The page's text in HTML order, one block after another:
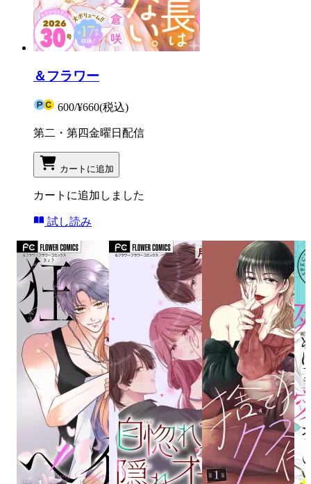
＆フラワー
600/¥660(税込)
第二・第四金曜日配信
カートに追加
カートに追加しました
試し読み